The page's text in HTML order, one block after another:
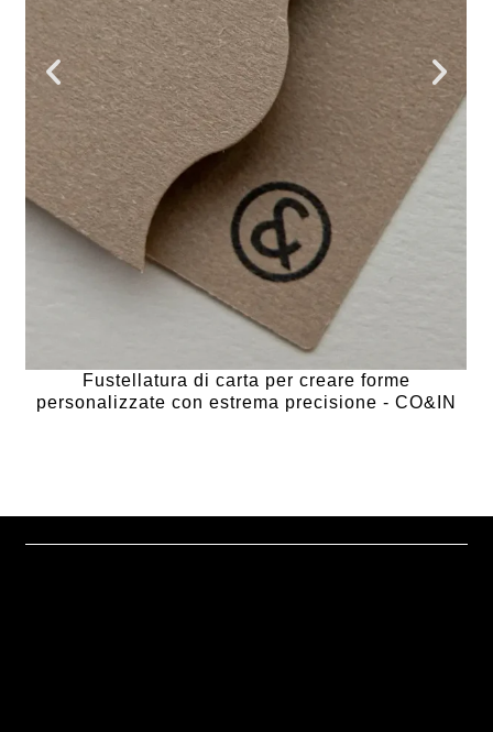
Fustellatura di carta per creare forme
personalizzate con estrema precisione - CO&IN